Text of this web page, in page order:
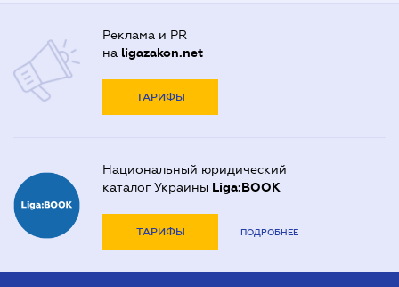
Реклама и PR
на ligazakon.net
ТАРИФЫ
Национальный юридический
каталог Украины Liga:BOOK
ТАРИФЫ ПОДРОБНЕЕ